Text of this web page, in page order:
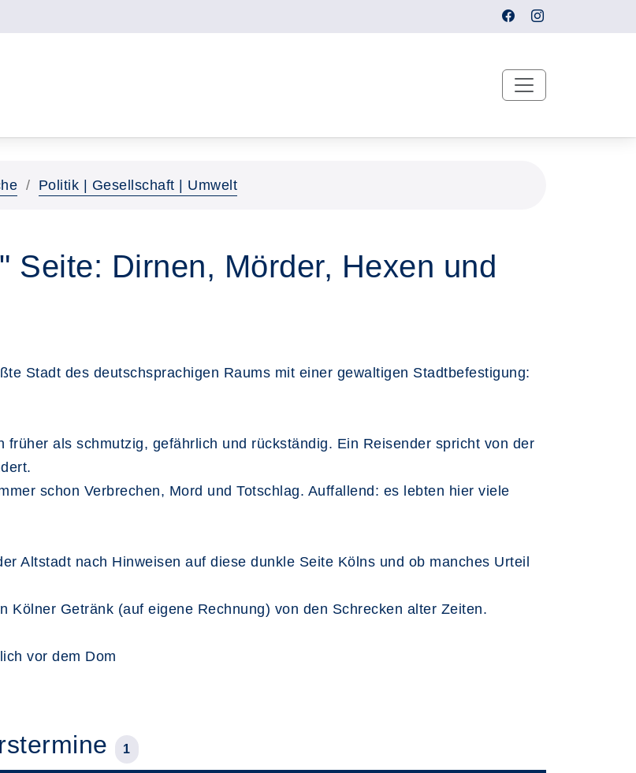
Politik | Gesellschaft | Umwelt
Seite: Dirnen, Mörder, Hexen und
Stadt des deutschsprachigen Raums mit einer gewaltigen Stadtbefestigung:
früher als schmutzig, gefährlich und rückständig. Ein Reisender spricht von der
schon Verbrechen, Mord und Totschlag. Auffallend: es lebten hier viele
Altstadt nach Hinweisen auf diese dunkle Seite Kölns und ob manches Urteil
Kölner Getränk (auf eigene Rechnung) von den Schrecken alter Zeiten.
vor dem Dom
1